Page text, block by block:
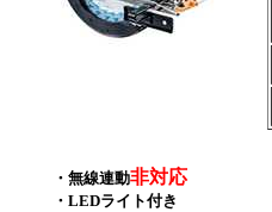
・無線連動非対応
・LEDライト付き